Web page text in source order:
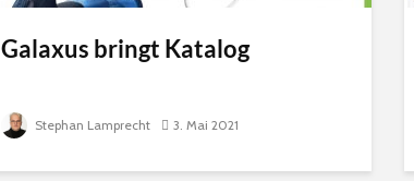
Galaxus bringt Katalog
Stephan Lamprecht 3. Mai 2021